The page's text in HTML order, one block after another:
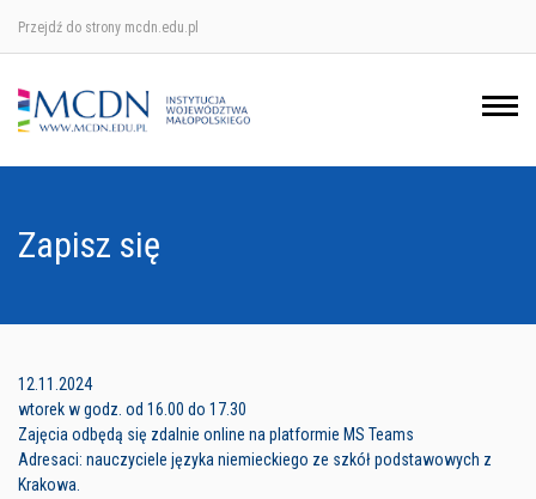
Przejdź do strony mcdn.edu.pl
Zapisz się
12.11.2024
wtorek w godz. od 16.00 do 17.30
Zajęcia odbędą się zdalnie online na platformie MS Teams
Adresaci: nauczyciele języka niemieckiego ze szkół podstawowych z
Krakowa.
Ośrodek w Krakowie
Ośrodek w Nowym Sączu
Ośrodek w Tarnowie